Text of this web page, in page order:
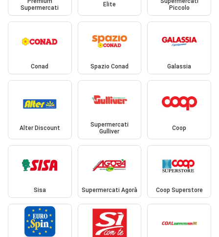
Supermercati
Elite
Piccolo
Conad Spazio Conad Galassia
Alter Discount
Supermercati
Gulliver
Coop
Sisa Supermercati Agorà Coop Superstore